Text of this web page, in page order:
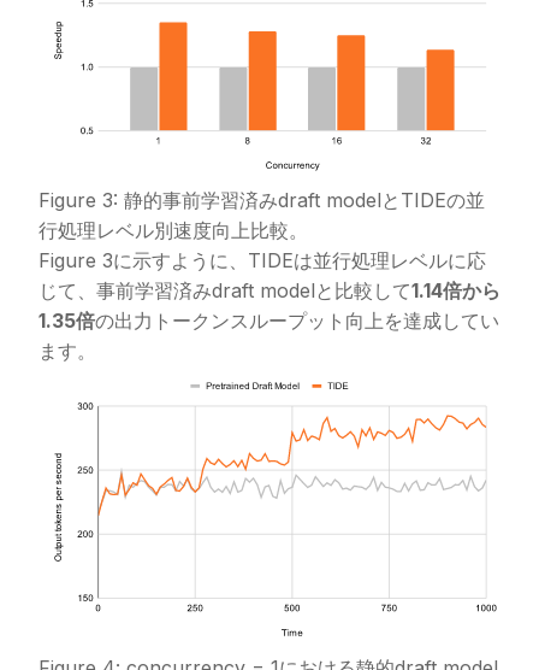
Figure 3: 静的事前学習済みdraft modelとTIDEの並
行処理レベル別速度向上比較。
Figure 3に示すように、TIDEは並行処理レベルに応
じて、事前学習済みdraft modelと比較して1.14倍から
1.35倍の出力トークンスループット向上を達成してい
ます。